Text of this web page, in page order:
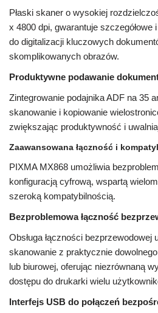
Płaski skaner o wysokiej
x 4800 dpi, gwarantuje
do digitalizacji kluczowych
skomplikowanych obrazów.
Produktywne podawanie
Zintegrowanie podajnika ADF na 35
skanowanie i kopiowanie
zwiększając produktywność i
Zaawansowana łączność i
PIXMA MX868 umożliwia
konfiguracją cyfrową, wspartą
szeroką kompatybilnością.
Bezproblemowa łączność
Obsługa łączności bezprzewodowej
skanowanie z praktycznie
lub biurowej, oferując niezrównaną
dostępu do drukarki wielu
Interfejs USB do połączeń